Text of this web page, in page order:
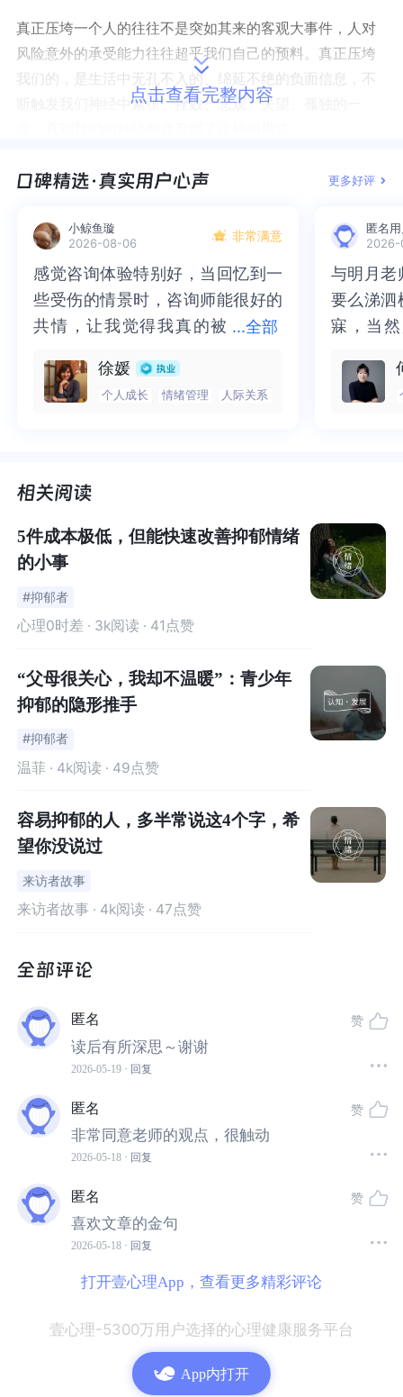
真正压垮一个人的往往不是突如其来的客观大事件，人对
风险意外的承受能力往往超乎我们自己的预料。真正压垮
我们的，是生活中无孔不入的、绵延不绝的负面信息，不
断触发我们神经中紧张、挫败、悲观、失望、孤独的一
自我评价，悲观的现实体验，消极的未来观。
常常盘旋在抑郁症患者脑海里的是这些：我不好、我很失
何小事大事，都会触发个人对自我价值的攻击甚至否认。
我们总是疑惑，为何同样的事情发生在不同的人身上，有
一些人可以度过困难，而有一些人却会触发更严重的抑郁
面对老师领导的批评、工作的失误、朋友的矛盾、恋人的
分开，健康的思维模式应该是：排解当下的失落情绪、面
对问题、解决问题；积极的思维模式会在这之后肯定自己
的进步，为自己能力的进步鼓掌、接受人际关系的分离同
价值，认定自己不够好才导致了这一切，进而再一步认定
自己的失败。他们最常挂在口头的话是：我真没用，我真
失败，我的生活真是一团糟、我为什么要来到这个世界。
每一次我们出现这种思维的时候，都应该立刻警惕起来，
这是一个信号，因为跟随这一切来的还有巨大的情绪浪潮
和一系列躯体化反应。
的爱人常常把自我贬低的话放在嘴边，我们更应该警惕起
来，他们已经陷入了很经典的抑郁思维。
点击查看完整内容
更多好评
小鲸鱼璇
2026-08-06
非常满意
...全部
感觉咨询体验特别好，当回忆到一
些受伤的情景时，咨询师能很好的
共情，让我觉得我真的被
一部分未处理的情绪被注意到了，
而且当咨询师准确说出我当时的情
觉轻快了很多，感觉轻松了。很感
谢咨询师姐姐！
感觉咨询体验特别好，当回忆到一
些受伤的情景时，咨询师能很好的
共情，让我觉得我真的被抱住了。
处理的情绪被注意到了，而且当咨
询师准确说出我当时的情绪，我感
了很多，感觉轻松了。很感谢咨询
师姐姐！
徐媛
个人成长 情绪管理 人际关系
匿名
2026-
与明月老
要么涕泗
寐，当
来，觉
再困于
与明月老
要么涕泗
寐，当然
不必再
梏，更
5件成本极低，但能快速改善抑郁情绪
的小事
#抑郁者
心理0时差 · 3k阅读 · 41点赞
“父母很关心，我却不温暖”：青少年
抑郁的隐形推手
#抑郁者
温菲 · 4k阅读 · 49点赞
容易抑郁的人，多半常说这4个字，希
望你没说过
来访者故事
来访者故事 · 4k阅读 · 47点赞
匿名
读后有所深思～谢谢
2026-05-19 · 回复
赞
匿名
非常同意老师的观点，很触动
2026-05-18 · 回复
赞
匿名
喜欢文章的金句
2026-05-18 · 回复
赞
打开壹心理App，查看更多精彩评论
壹心理-5300万用户选择的心理健康服务平台
App内打开